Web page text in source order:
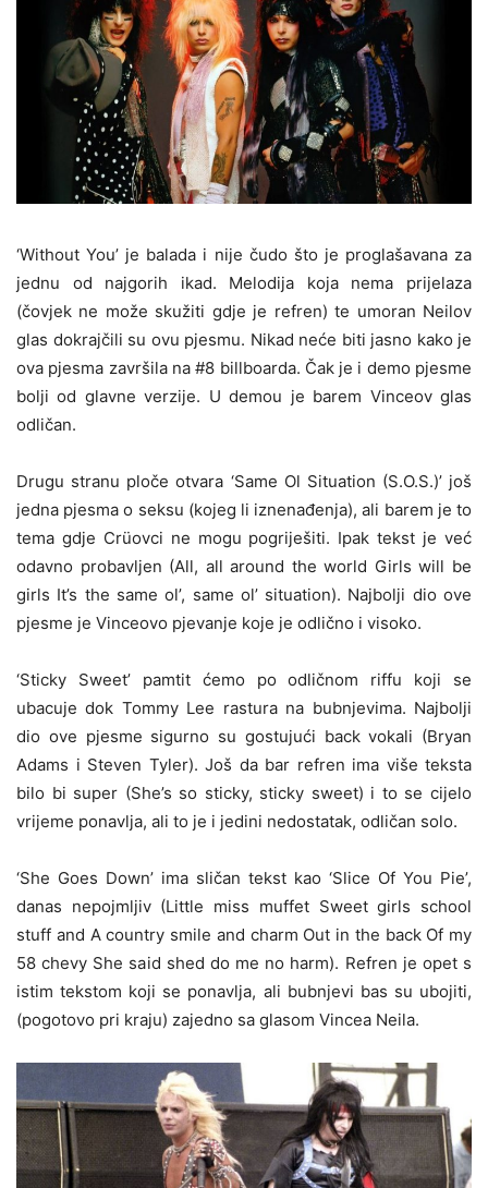
‘Without You’ je balada i nije čudo što je proglašavana za
jednu od najgorih ikad. Melodija koja nema prijelaza
(čovjek ne može skužiti gdje je refren) te umoran Neilov
glas dokrajčili su ovu pjesmu. Nikad neće biti jasno kako je
ova pjesma završila na #8 billboarda. Čak je i demo pjesme
bolji od glavne verzije. U demou je barem Vinceov glas
odličan.
Drugu stranu ploče otvara ‘Same Ol Situation (S.O.S.)’ još
jedna pjesma o seksu (kojeg li iznenađenja), ali barem je to
tema gdje Crüovci ne mogu pogriješiti. Ipak tekst je već
odavno probavljen (All, all around the world Girls will be
girls It’s the same ol’, same ol’ situation). Najbolji dio ove
pjesme je Vinceovo pjevanje koje je odlično i visoko.
‘Sticky Sweet’ pamtit ćemo po odličnom riffu koji se
ubacuje dok Tommy Lee rastura na bubnjevima. Najbolji
dio ove pjesme sigurno su gostujući back vokali (Bryan
Adams i Steven Tyler). Još da bar refren ima više teksta
bilo bi super (She’s so sticky, sticky sweet) i to se cijelo
vrijeme ponavlja, ali to je i jedini nedostatak, odličan solo.
‘She Goes Down’ ima sličan tekst kao ‘Slice Of You Pie’,
danas nepojmljiv (Little miss muffet Sweet girls school
stuff and A country smile and charm Out in the back Of my
58 chevy She said shed do me no harm). Refren je opet s
istim tekstom koji se ponavlja, ali bubnjevi bas su ubojiti,
(pogotovo pri kraju) zajedno sa glasom Vincea Neila.